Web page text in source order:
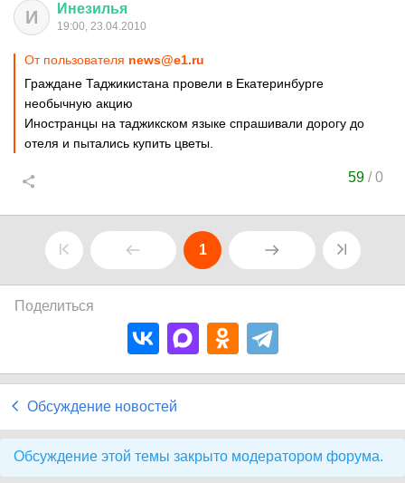
И Инезилья
19:00, 23.04.2010
От пользователя news@e1.ru
Граждане Таджикистана провели в Екатеринбурге
необычную акцию
Иностранцы на таджикском языке спрашивали дорогу до
отеля и пытались купить цветы.
59 /0
1
Поделиться
Обсуждение новостей
Обсуждение этой темы закрыто модератором форума.